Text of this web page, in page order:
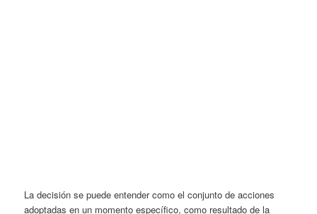
La decisión se puede entender como el conjunto de acciones
adoptadas en un momento específico, como resultado de la